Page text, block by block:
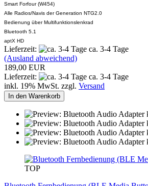
Smart Forfour (W454)
Alle Radios/Navis der Generation NTG2.0
Bedienung über Multifunktionslenkrad
Bluetooth 5.1
aptX HD
Lieferzeit:
ca. 3-4 Tage
(Ausland abweichend)
189,00 EUR
Lieferzeit:
ca. 3-4 Tage
inkl. 19% MwSt. zzgl. Versand
In den Warenkorb
TOP